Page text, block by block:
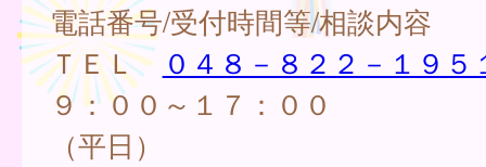
電話番号/受付時間等/相談内容
ＴＥＬ ０４８－８２２－１９５
９：００～１７：００
（平日）